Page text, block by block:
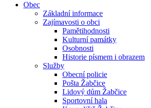
Obec
Základní informace
Zajímavosti o obci
Pamětihodnosti
Kulturní památky
Osobnosti
Historie písmem i obrazem
Služby
Obecní policie
Pošta Žabčice
Lidový dům Žabčice
Sportovní hala